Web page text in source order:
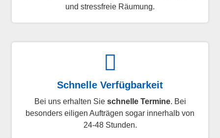
und stressfreie Räumung.
Schnelle Verfügbarkeit
Bei uns erhalten Sie schnelle Termine. Bei
besonders eiligen Aufträgen sogar innerhalb von
24-48 Stunden.